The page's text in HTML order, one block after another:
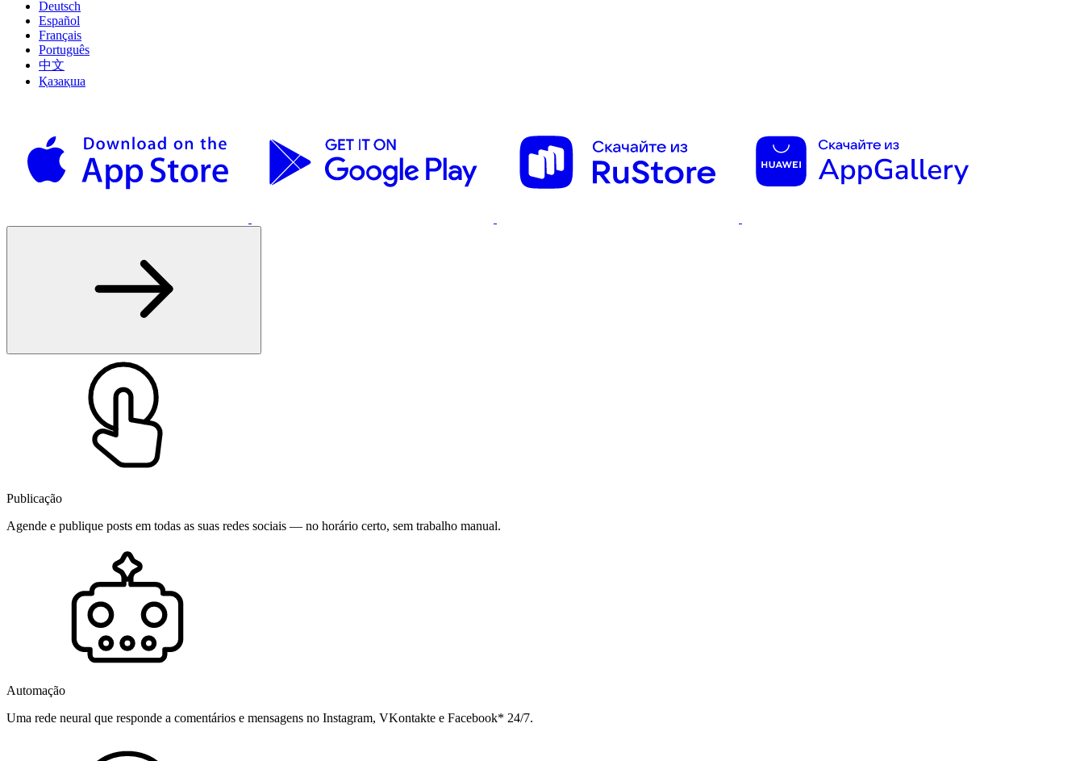
Deutsch
Español
Français
Português
中文
Қазақша
Publicação
Agende e publique posts em todas as suas redes sociais — no horário certo, sem trabalho manual.
Automação
Uma rede neural que responde a comentários e mensagens no Instagram, VKontakte e Facebook* 24/7.